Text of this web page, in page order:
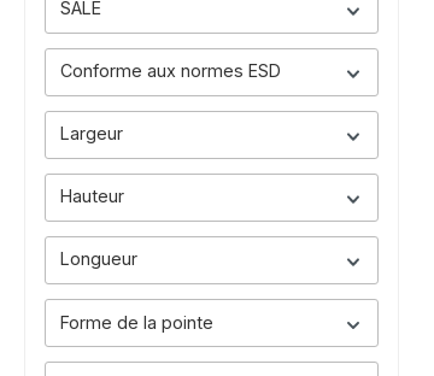
SALE
Conforme aux normes ESD
Largeur
Hauteur
Longueur
Forme de la pointe